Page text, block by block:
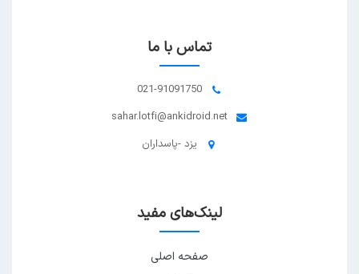
تماس با ما
021-91091750
sahar.lotfi@ankidroid.net
یزد -پاسداران
لینک‌های مفید
صفحه اصلی